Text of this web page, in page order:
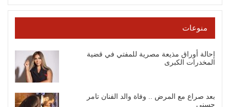
منوعات
إحالة أوراق مذيعة مصرية للمفتي في قضية
المخدرات الكبرى
بعد صراع مع المرض .. وفاة والد الفنان تامر
حسني